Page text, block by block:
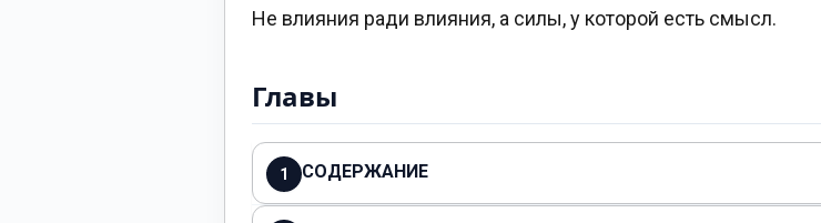
Не влияния ради влияния, а силы, у которой есть смысл.
Главы
1 СОДЕРЖАНИЕ